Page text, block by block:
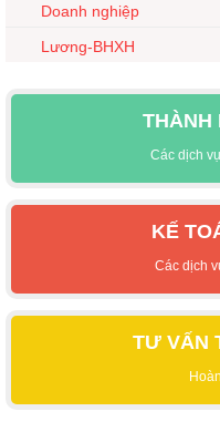
Doanh nghiệp
Lương-BHXH
THÀNH
Các dịch
KẾ
Các dịch
TƯ VẤN